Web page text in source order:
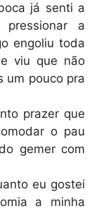
já senti a
a
engoliu toda
viu que não
um pouco pra
prazer que
o pau
gemer com
eu gostei
a minha